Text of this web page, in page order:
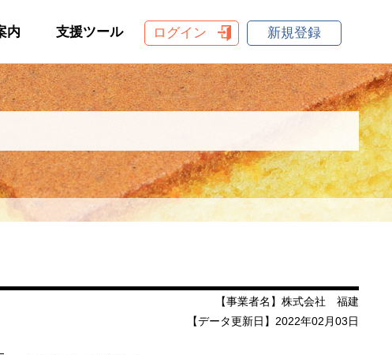
内 支援ツール ログイン 新規登録
【事業者名】株式会社 福建
【データ更新日】2022年02月03日